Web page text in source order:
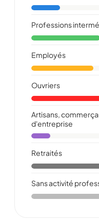
Professions
Employés
Ouvriers
Artisans,
d'entreprise
Retraités
Sans activité